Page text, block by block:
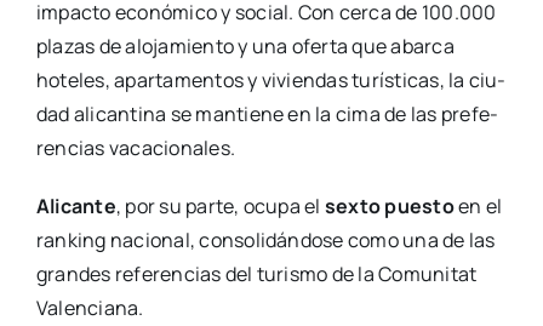
impac­to eco­nó­mi­co y social. Con cer­ca de 100.000
pla­zas de alo­ja­mien­to y una ofer­ta que abar­ca
hote­les, apar­ta­men­tos y vivien­das turís­ti­cas, la ciu­
dad ali­can­ti­na se man­tie­ne en la cima de las pre­fe­
ren­cias vaca­cio­na­les.
Ali­can­te, por su par­te, ocu­pa el sex­to pues­toen el
ran­king nacio­nal, con­so­li­dán­do­se como una de las
gran­des refe­ren­cias del turis­mo de la Comu­ni­tat
Valen­cia­na.